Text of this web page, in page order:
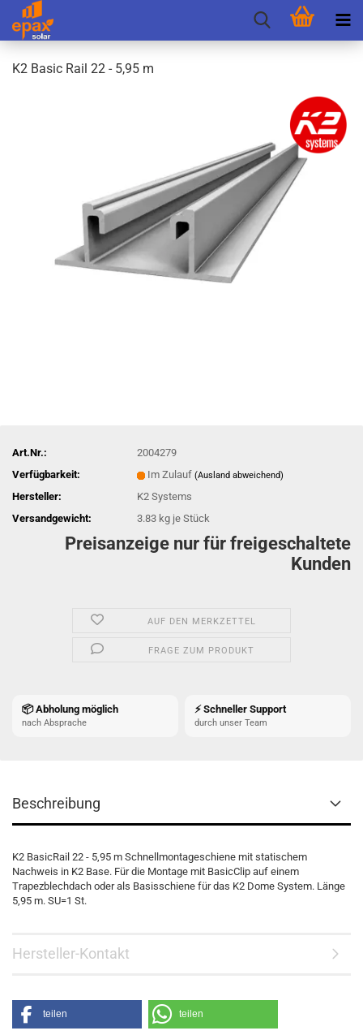
K2 Basic Rail 22 - 5,95 m
Art.Nr.:
2004279
Verfügbarkeit:
Im Zulauf (Ausland abweichend)
Hersteller:
K2 Systems
Versandgewicht:
3.83 kg je Stück
Preisanzeige nur für freigeschaltete
Kunden
AUF DEN MERKZETTEL
FRAGE ZUM PRODUKT
📦 Abholung möglich
nach Absprache
⚡ Schneller Support
durch unser Team
Beschreibung
K2 BasicRail 22 - 5,95 m Schnellmontageschiene mit statischem
Nachweis in K2 Base. Für die Montage mit BasicClip auf einem
Trapezblechdach oder als Basisschiene für das K2 Dome System. Länge
5,95 m. SU=1 St.
Hersteller-Kontakt
teilen teilen